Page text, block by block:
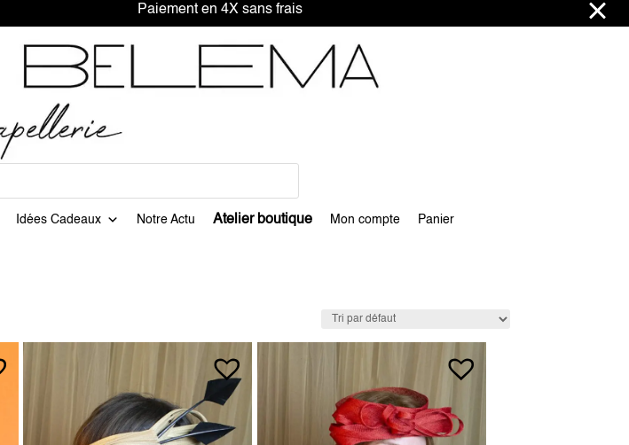
Paiement en 4X sans frais
Idées Cadeaux Notre Actu Atelier boutique Mon compte Panier